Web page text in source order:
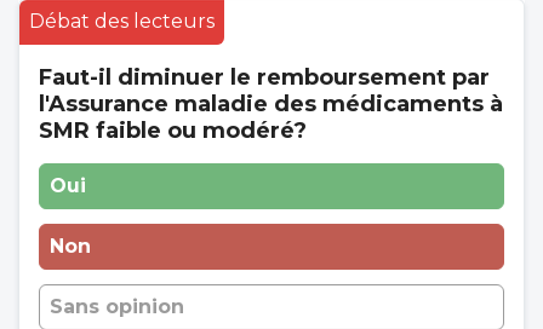
Débat des lecteurs
Faut-il diminuer le remboursement par
l'Assurance maladie des médicaments à
SMR faible ou modéré?
Oui
Non
Sans opinion